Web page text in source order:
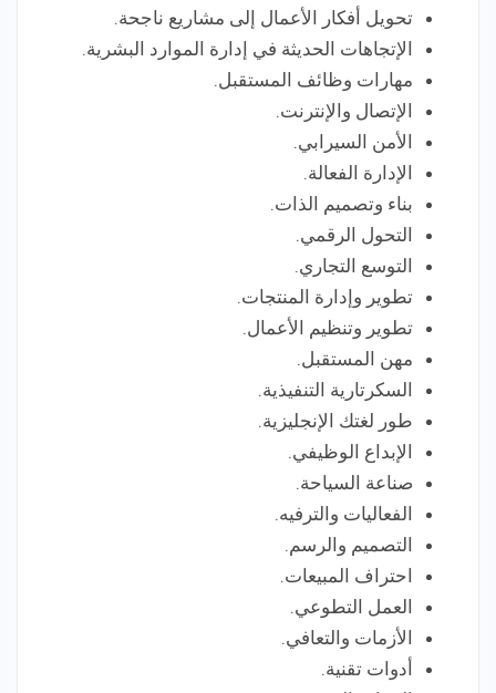
تحويل أفكار الأعمال إلى مشاريع ناجحة.
الإتجاهات الحديثة في إدارة الموارد البشرية.
مهارات وظائف المستقبل.
الإتصال والإنترنت.
الأمن السيرابي.
الإدارة الفعالة.
بناء وتصميم الذات.
التحول الرقمي.
التوسع التجاري.
تطوير وإدارة المنتجات.
تطوير وتنظيم الأعمال.
مهن المستقبل.
السكرتارية التنفيذية.
طور لغتك الإنجليزية.
الإبداع الوظيفي.
صناعة السياحة.
الفعاليات والترفيه.
التصميم والرسم.
احتراف المبيعات.
العمل التطوعي.
الأزمات والتعافي.
أدوات تقنية.